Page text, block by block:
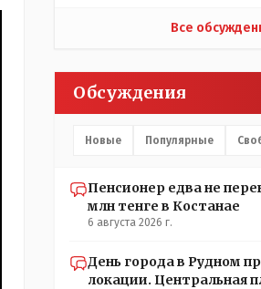
все равно меня допрашивает:"
Все
Обсуждения
Новые Популярные
Пенсионер едва не
млн тенге в Костанае
6 августа 2026 г.
День города в Рудном
локации. Центральная